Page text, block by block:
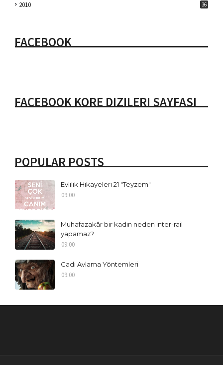
2010 36
FACEBOOK
FACEBOOK KORE DIZILERI SAYFASI
POPULAR POSTS
Evlilik Hikayeleri 21 "Teyzem"
09:00
Muhafazakâr bir kadın neden inter-rail
yapamaz?
09:00
Cadı Avlama Yöntemleri
09:00